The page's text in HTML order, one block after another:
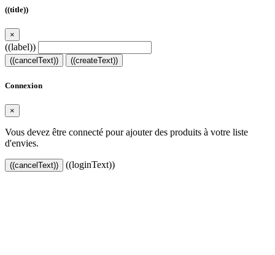
((title))
×
((label))
((cancelText)) ((createText))
Connexion
×
Vous devez être connecté pour ajouter des produits à votre liste
d'envies.
((cancelText)) ((loginText))